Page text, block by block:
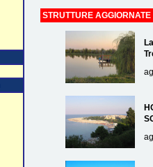
STRUTTURE